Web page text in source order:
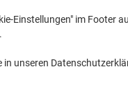
Einstellungen" im Footer
in unseren